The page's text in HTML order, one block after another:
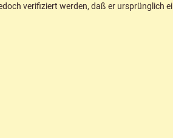
verifiziert werden, daß er ursprünglich